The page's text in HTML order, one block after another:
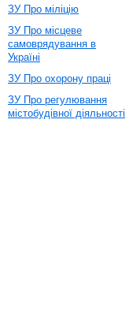
ЗУ Про міліцію
ЗУ Про місцеве
самоврядування в
Україні
ЗУ Про охорону праці
ЗУ Про регулювання
містобудівної діяльності